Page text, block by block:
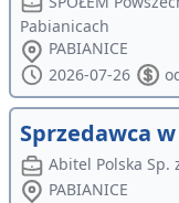
Pabianicach
PABIANICE
2026-07-26
Sprzedawca
Abitel Polska Sp.
PABIANICE